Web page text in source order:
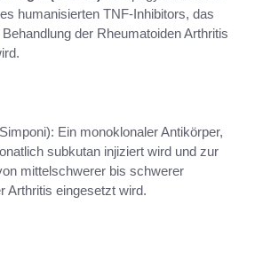
humanisierten TNF-Inhibitors, das
der Rheumatoiden Arthritis
Ein monoklonaler Antikörper,
subkutan injiziert wird und zur
mittelschwerer bis schwerer
Arthritis eingesetzt wird.